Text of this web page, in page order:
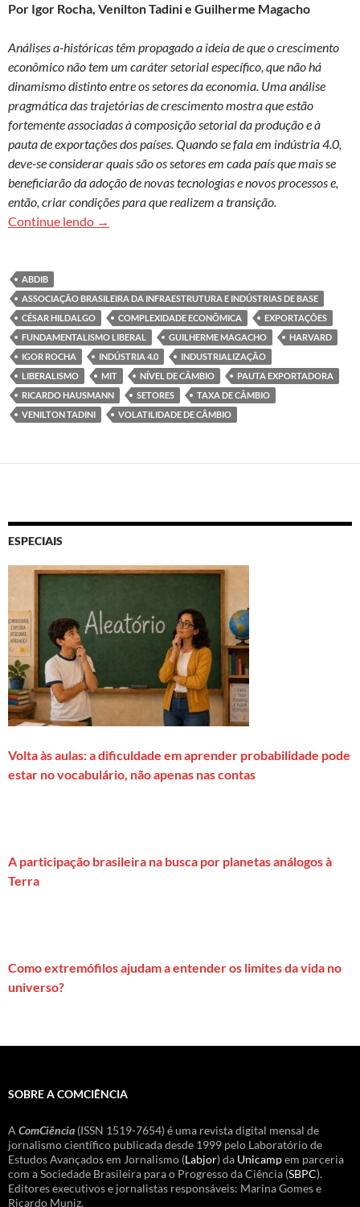
Por Igor Rocha, Venilton Tadini e Guilherme Magacho
Análises a-históricas têm propagado a ideia de que o crescimento
econômico não tem um caráter setorial específico, que não há
dinamismo distinto entre os setores da economia. Uma análise
pragmática das trajetórias de crescimento mostra que estão
fortemente associadas à composição setorial da produção e à
pauta de exportações dos países. Quando se fala em indústria 4.0,
deve-se considerar quais são os setores em cada país que mais se
beneficiarão da adoção de novas tecnologias e novos processos e,
então, criar condições para que realizem a transição.
Continue lendo Por uma política pró-competitividade para a
→
ABDIB
ASSOCIAÇÃO BRASILEIRA DA INFRAESTRUTURA E INDÚSTRIAS DE BASE
CÉSAR HILDALGO
COMPLEXIDADE ECONÔMICA
EXPORTAÇÕES
FUNDAMENTALISMO LIBERAL
GUILHERME MAGACHO
HARVARD
IGOR ROCHA
INDÚSTRIA 4.0
INDUSTRIALIZAÇÃO
LIBERALISMO
MIT NÍVEL DE CÂMBIO
PAUTA EXPORTADORA
RICARDO HAUSMANN
SETORES
TAXA DE CÂMBIO
VENILTON TADINI
VOLATILIDADE DE CÂMBIO
ESPECIAIS
Volta às aulas: a dificuldade em aprender probabilidade pode
estar no vocabulário, não apenas nas contas
A participação brasileira na busca por planetas análogos à
Terra
Como extremófilos ajudam a entender os limites da vida no
universo?
SOBRE A COMCIÊNCIA
A ComCiência (ISSN 1519-7654) é uma revista digital mensal de
jornalismo científico publicada desde 1999 pelo Laboratório de
Estudos Avançados em Jornalismo (Labjor) da Unicampem parceria
com a Sociedade Brasileira para o Progresso da Ciência (SBPC).
Editores executivos e jornalistas responsáveis: Marina Gomes e
Ricardo Muniz.